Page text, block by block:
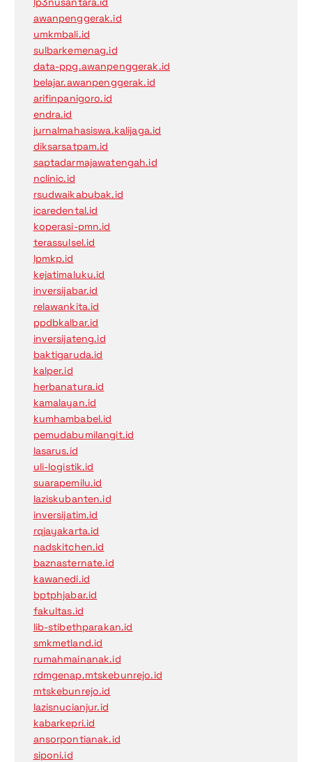
awanpenggerak.id
umkmbali.id
sulbarkemenag.id
data-ppg.awanpenggerak.id
belajar.awanpenggerak.id
arifinpanigoro.id
endra.id
jurnalmahasiswa.kalijaga.id
diksarsatpam.id
saptadarmajawatengah.id
nclinic.id
rsudwaikabubak.id
icaredental.id
koperasi-pmn.id
terassulsel.id
lpmkp.id
kejatimaluku.id
inversijabar.id
relawankita.id
ppdbkalbar.id
inversijateng.id
baktigaruda.id
kalper.id
herbanatura.id
kamalayan.id
kumhambabel.id
pemudabumilangit.id
lasarus.id
uli-logistik.id
suarapemilu.id
laziskubanten.id
inversijatim.id
rqjayakarta.id
nadskitchen.id
baznasternate.id
kawanedi.id
bptphjabar.id
fakultas.id
lib-stibethparakan.id
smkmetland.id
rumahmainanak.id
rdmgenap.mtskebunrejo.id
mtskebunrejo.id
lazisnucianjur.id
kabarkepri.id
ansorpontianak.id
siponi.id